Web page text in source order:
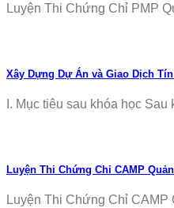
Luyện Thi Chứng Chỉ PMP
Xây Dựng Dự Án và Giao Dịch
I. Mục tiêu sau khóa học
Luyện Thi Chứng Chỉ CAMP
Luyện Thi Chứng Chỉ CAMP